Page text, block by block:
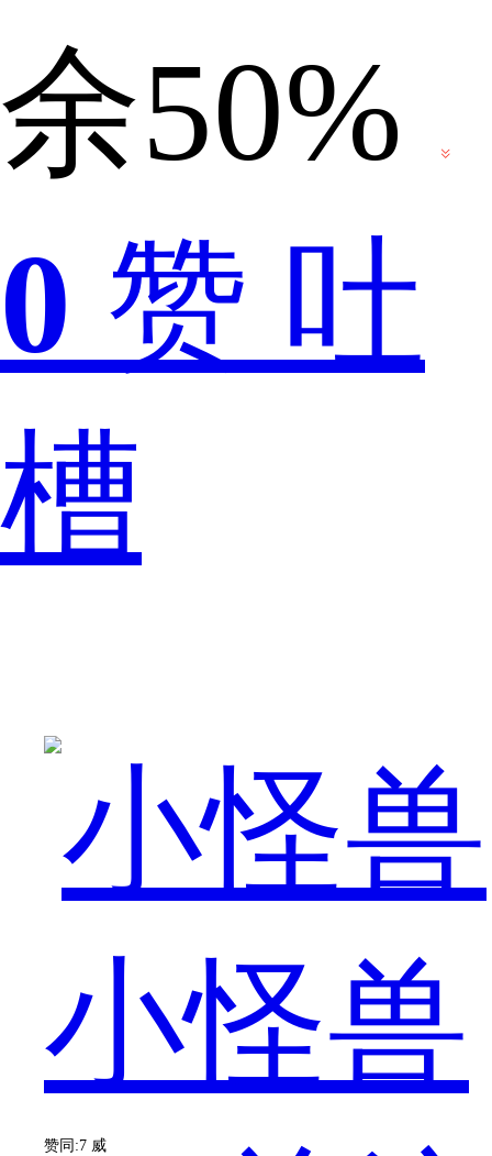
好
呢？
随
手
机
余50%
0 赞 吐
槽
小怪兽
赞同:7 威